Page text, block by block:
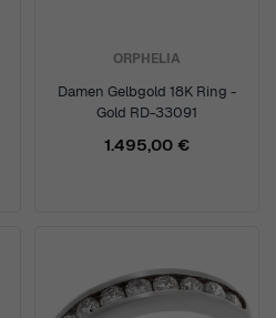
ORPHELIA
Damen Gelbgold 18K Ring -
Gold RD-33091
1.495,00 €